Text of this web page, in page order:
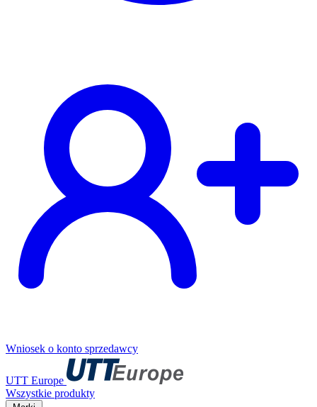
Wniosek o konto sprzedawcy
UTT Europe
Wszystkie produkty